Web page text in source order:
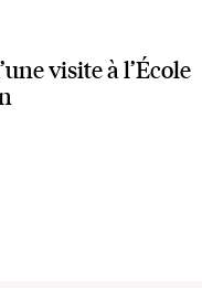
visite à l’École